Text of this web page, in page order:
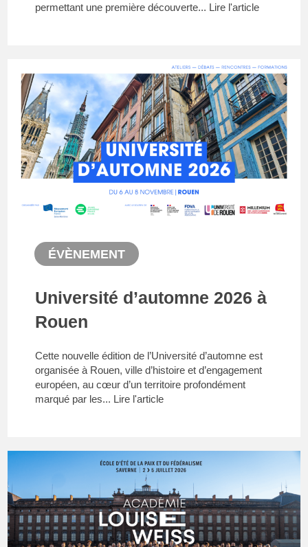
permettant une première découverte... Lire l'article
ÉVÈNEMENT
Université d’automne 2026 à
Rouen
Cette nouvelle édition de l’Université d’automne est
organisée à Rouen, ville d’histoire et d’engagement
européen, au cœur d’un territoire profondément
marqué par les... Lire l'article